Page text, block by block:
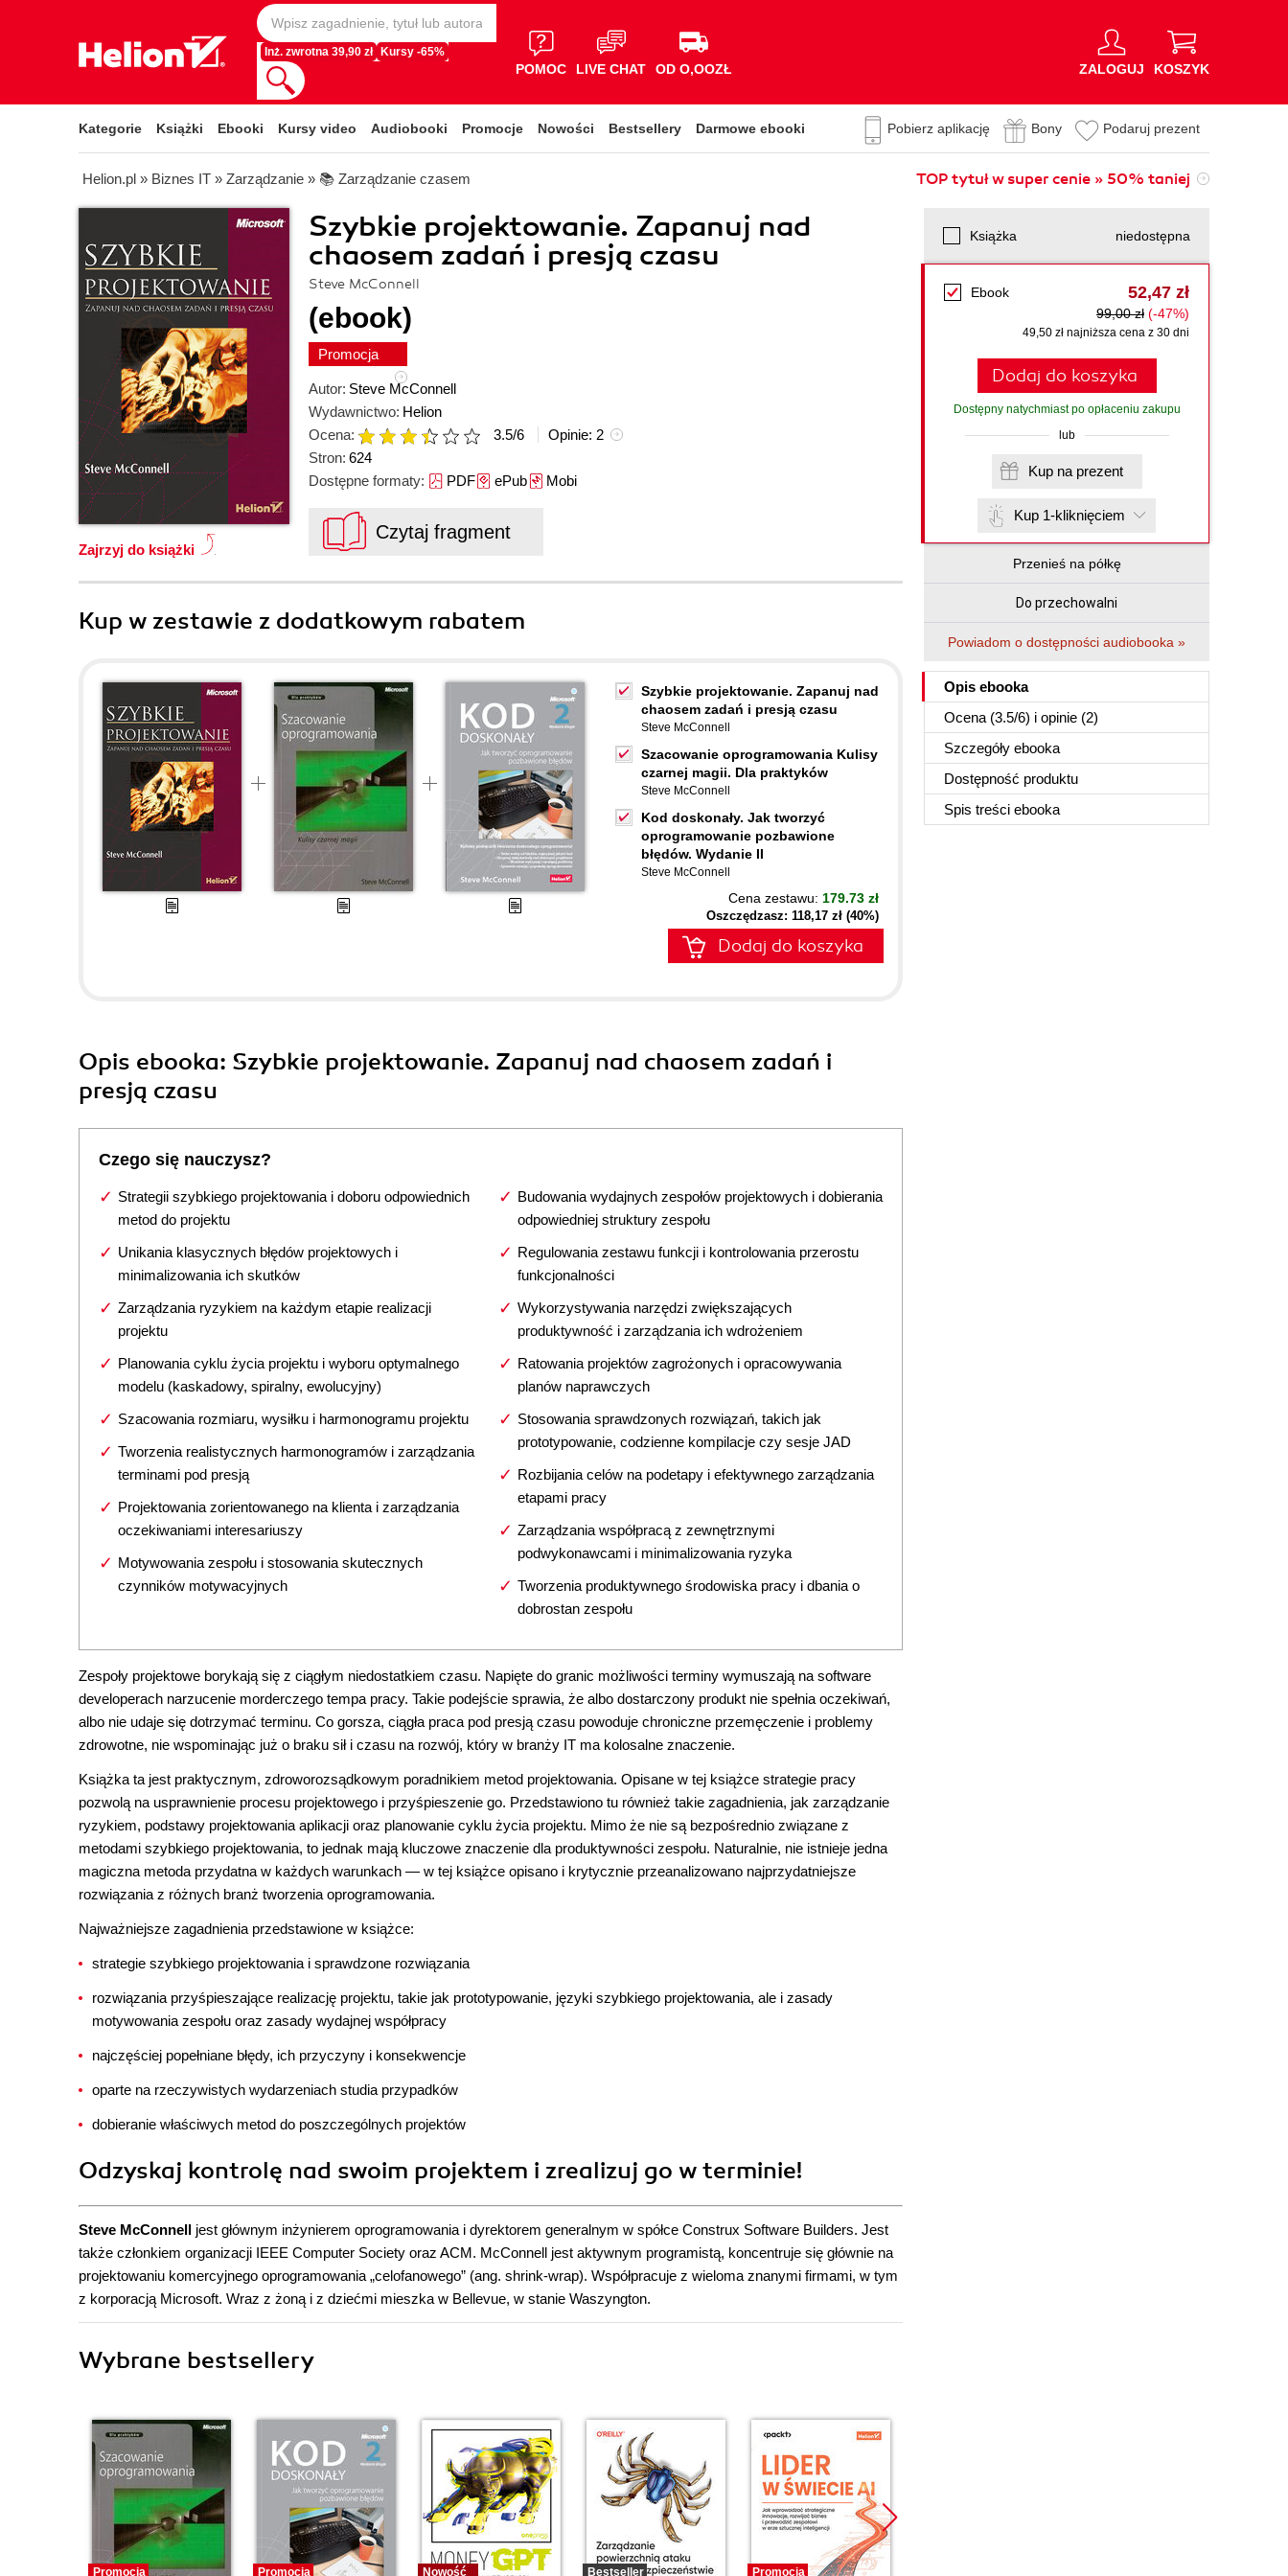
Inż. zwrotna 39,90 zł Kursy -65%
POMOC LIVE CHAT OD O,OOZŁ ZALOGUJ KOSZYK
Kategorie Książki Ebooki Kursy video Audiobooki Promocje Nowości Bestsellery Darmowe ebooki Pobierz aplikację Bony Podaruj prezent
Helion.pl » Biznes IT » Zarządzanie » 📚 Zarządzanie czasem TOP tytuł w super cenie » 50% taniej
Szybkie projektowanie. Zapanuj nad
chaosem zadań i presją czasu
Steve McConnell
(ebook)
Promocja
Zajrzyj do książki
Autor: Steve McConnell
Wydawnictwo: Helion
Ocena:
3.5/6 Opinie: 2
Stron: 624
Dostępne formaty: PDFePubMobi
Czytaj fragment
Książka niedostępna
Ebook 52,47 zł
99,00 zł (-47%)
49,50 zł najniższa cena z 30 dni
Dodaj do koszyka
Dostępny natychmiast po opłaceniu zakupu
lub
Kup na prezent
Kup 1-kliknięciem
Przenieś na półkę
Do przechowalni
Powiadom o dostępności audiobooka »
Opis ebooka
Ocena (3.5/6) i opinie (2)
Szczegóły ebooka
Dostępność produktu
Spis treści ebooka
Kup w zestawie z dodatkowym rabatem
Szybkie projektowanie. Zapanuj nad
chaosem zadań i presją czasu
Steve McConnell
Szacowanie oprogramowania Kulisy
czarnej magii. Dla praktyków
Steve McConnell
Kod doskonały. Jak tworzyć
oprogramowanie pozbawione
błędów. Wydanie II
Steve McConnell
Cena zestawu: 179.73 zł
Oszczędzasz: 118,17 zł (40%)
Dodaj do koszyka
Opis ebooka: Szybkie projektowanie. Zapanuj nad chaosem zadań i
presją czasu
Czego się nauczysz?
Strategii szybkiego projektowania i doboru odpowiednich
metod do projektu
Unikania klasycznych błędów projektowych i
minimalizowania ich skutków
Zarządzania ryzykiem na każdym etapie realizacji
projektu
Planowania cyklu życia projektu i wyboru optymalnego
modelu (kaskadowy, spiralny, ewolucyjny)
Szacowania rozmiaru, wysiłku i harmonogramu projektu
Tworzenia realistycznych harmonogramów i zarządzania
terminami pod presją
Projektowania zorientowanego na klienta i zarządzania
oczekiwaniami interesariuszy
Motywowania zespołu i stosowania skutecznych
czynników motywacyjnych
Budowania wydajnych zespołów projektowych i dobierania
odpowiedniej struktury zespołu
Regulowania zestawu funkcji i kontrolowania przerostu
funkcjonalności
Wykorzystywania narzędzi zwiększających
produktywność i zarządzania ich wdrożeniem
Ratowania projektów zagrożonych i opracowywania
planów naprawczych
Stosowania sprawdzonych rozwiązań, takich jak
prototypowanie, codzienne kompilacje czy sesje JAD
Rozbijania celów na podetapy i efektywnego zarządzania
etapami pracy
Zarządzania współpracą z zewnętrznymi
podwykonawcami i minimalizowania ryzyka
Tworzenia produktywnego środowiska pracy i dbania o
dobrostan zespołu
Zespoły projektowe borykają się z ciągłym niedostatkiem czasu. Napięte do granic możliwości terminy wymuszają na software
developerach narzucenie morderczego tempa pracy. Takie podejście sprawia, że albo dostarczony produkt nie spełnia oczekiwań,
albo nie udaje się dotrzymać terminu. Co gorsza, ciągła praca pod presją czasu powoduje chroniczne przemęczenie i problemy
zdrowotne, nie wspominając już o braku sił i czasu na rozwój, który w branży IT ma kolosalne znaczenie.
Książka ta jest praktycznym, zdroworozsądkowym poradnikiem metod projektowania. Opisane w tej książce strategie pracy
pozwolą na usprawnienie procesu projektowego i przyśpieszenie go. Przedstawiono tu również takie zagadnienia, jak zarządzanie
ryzykiem, podstawy projektowania aplikacji oraz planowanie cyklu życia projektu. Mimo że nie są bezpośrednio związane z
metodami szybkiego projektowania, to jednak mają kluczowe znaczenie dla produktywności zespołu. Naturalnie, nie istnieje jedna
magiczna metoda przydatna w każdych warunkach — w tej książce opisano i krytycznie przeanalizowano najprzydatniejsze
rozwiązania z różnych branż tworzenia oprogramowania.
Najważniejsze zagadnienia przedstawione w książce:
strategie szybkiego projektowania i sprawdzone rozwiązania
rozwiązania przyśpieszające realizację projektu, takie jak prototypowanie, języki szybkiego projektowania, ale i zasady
motywowania zespołu oraz zasady wydajnej współpracy
najczęściej popełniane błędy, ich przyczyny i konsekwencje
oparte na rzeczywistych wydarzeniach studia przypadków
dobieranie właściwych metod do poszczególnych projektów
Odzyskaj kontrolę nad swoim projektem i zrealizuj go w terminie!
Steve McConnell jest głównym inżynierem oprogramowania i dyrektorem generalnym w spółce Construx Software Builders. Jest
także członkiem organizacji IEEE Computer Society oraz ACM. McConnell jest aktywnym programistą, koncentruje się głównie na
projektowaniu komercyjnego oprogramowania „celofanowego” (ang. shrink-wrap). Współpracuje z wieloma znanymi firmami, w tym
z korporacją Microsoft. Wraz z żoną i z dziećmi mieszka w Bellevue, w stanie Waszyngton.
Wybrane bestsellery
Promocja Promocja
Nowość
Bestseller
Promocja